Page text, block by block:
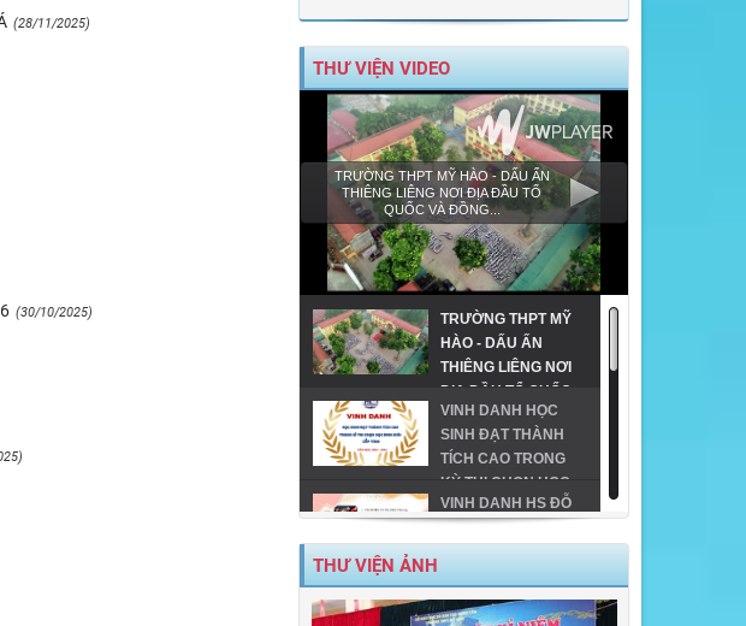
(28/11/2025)
(30/10/2025)
THƯ VIỆN VIDEO
TRƯỜNG THPT MỸ HÀO - DẤU ẤN
THIÊNG LIÊNG NƠI ĐỊA ĐẦU TỔ
QUỐC VÀ ĐỒNG...
TRƯỜNG THPT MỸ
HÀO - DẤU ẤN
THIÊNG LIÊNG NƠI
ĐỊA ĐẦU TỔ QUỐC
VÀ ĐỒNG HÀNH
CÙNG GIÁO DỤC
VÙNG CAO!
VINH DANH HỌC
SINH ĐẠT THÀNH
TÍCH CAO TRONG
KỲ THI CHỌN HỌC
SINH GIỎI CẤP TỈNH
VINH DANH HS ĐỖ
ĐH TRÊN 24 ĐIỂM
MỸ HÀO VINH DANH
HỌC SINH GIỎI CẤP
THƯ VIỆN ẢNH